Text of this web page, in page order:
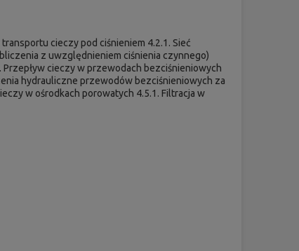
cieczy pod ciśnieniem 4.2.1. Sieć
z uwzględnieniem ciśnienia czynnego)
Przepływ cieczy w przewodach bezciśnieniowych
hydrauliczne przewodów bezciśnieniowych za
w ośrodkach porowatych 4.5.1. Filtracja w